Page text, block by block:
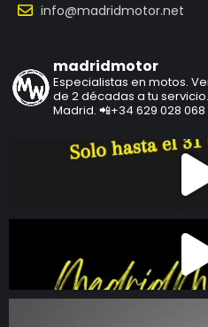
info@madridmotor.net
madridmotor
Especialistas en motos.
de 2 décadas a tu servicio.
Madrid. 📲+34 629 028 068